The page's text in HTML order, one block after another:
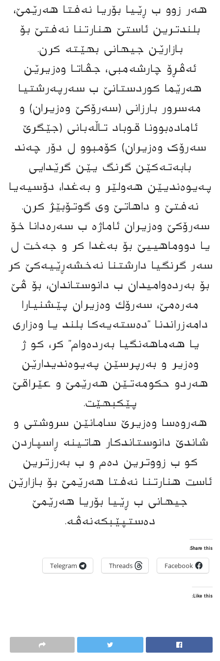
هەر زوو ب ڕێیا بۆریا نەفتا هەرێمێ،
بلندترین ئاستێ هنارتنا نەفتێ بۆ
بازارێن جیهانی بهێتە كرن.
ئەڤڕۆ چارشەمبی، جڤاتا وەزیرێن
هەرێما کوردستانێ ب سەرپەرشتیا
مەسرور بارزانی (سەرۆکێ وەزیران) و
ئامادەبوونا قوباد تاڵەبانی (جێگرێ
سەرۆک وەزیران) کۆمبوو ل دۆر چەند
بابەتەکێن گرنگ یێن گرێدایی
پەیوەندیێن هەولێر و بەغدا، دۆسیەیا
نەفتێ و داهاتێ وی گوتۆبێژ كرن.
سەرۆکێ وەزیران ئاماژە ب سەرەدانا خۆ
یا دووماهییێ بۆ بەغدا کر و جەخت ل
سەر گرنگیا دارشتنا نەخشەڕێیەکێ کر
بۆ بەردەوامیدان ب دانوستاندان، بۆ ڤێ
مەرەمێ، سەرۆك وەزیران پێشنیارا
دامەزراندنا “دەستەیەکا بلند یا وەزاری
یا هەماهەنگیا بەردەوام” کر، کو ژ
وەزیر و بەرپرسێن پەیوەندیدارێن
هەردو حکومەتێن هەرێمێ و عێراقێ
پێکبهێت.
هەروەسا وەزیرێ سامانێن سروشتی و
شاندێ دانوستاندکار هاتینە ڕاسپاردن
کو ب زووترین دەم و ب بەرزترین
ئاست هنارتنا نەفتا هەرێمێ بۆ بازارێن
جیهانی ب ڕێیا بۆریا هەرێمێ
دەستپێبکەنەڤە.
Share this:
Facebook
Threads
Telegram
Like this: